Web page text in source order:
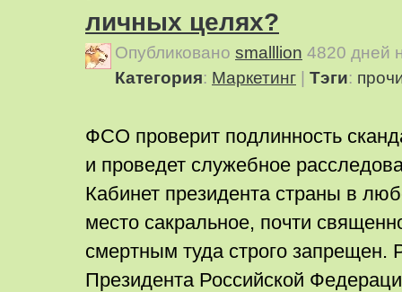
личных целях?
Опубликовано smalllion 4820 дней
Категория: Маркетинг Тэги:
ФСО проверит подлинность
и проведет служебное
Кабинет президента страны в
место сакральное, почти
смертным туда строго запрещен.
Президента Российской